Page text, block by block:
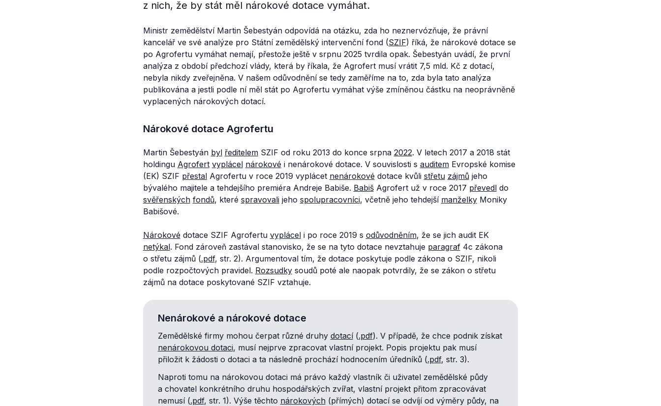
z nich, že by stát měl nárokové dotace vymáhat.
Ministr zemědělství Martin Šebestyán odpovídá na otázku, zda ho neznervózňuje, že právní
kancelář ve své analýze pro Státní zemědělský intervenční fond (SZIF) říká, že nárokové dotace se
po Agrofertu vymáhat nemají, přestože ještě v srpnu 2025 tvrdila opak. Šebestyán uvádí, že první
analýza z období předchozí vlády, která by říkala, že Agrofert musí vrátit 7,5 mld. Kč z dotací,
nebyla nikdy zveřejněna. V našem odůvodnění se tedy zaměříme na to, zda byla tato analýza
publikována a jestli podle ní měl stát po Agrofertu vymáhat výše zmíněnou částku na neoprávněně
vyplacených nárokových dotací.
Nárokové dotace Agrofertu
Martin Šebestyán byl ředitelemSZIF od roku 2013 do konce srpna 2022. V letech 2017 a 2018 stát
holdingu Agrofert vyplácel nárokové i nenárokové dotace. V souvislosti s auditemEvropské komise
(EK) SZIF přestalAgrofertu v roce 2019 vyplácet nenárokové dotace kvůli střetu zájmůjeho
bývalého majitele a tehdejšího premiéra Andreje Babiše. BabišAgrofert už v roce 2017 převedldo
svěřenských fondů, které spravovalijeho spolupracovníci, včetně jeho tehdejší manželkyMoniky
Babišové.
Nárokové dotace SZIF Agrofertu vypláceli po roce 2019 s odůvodněním, že se jich audit EK
netýkal. Fond zároveň zastával stanovisko, že se na tyto dotace nevztahuje paragraf4c zákona
o střetu zájmů (.pdf, str. 2). Argumentoval tím, že dotace poskytuje podle zákona o SZIF, nikoli
podle rozpočtových pravidel. Rozsudkysoudů poté ale naopak potvrdily, že se zákon o střetu
zájmů na dotace poskytované SZIF vztahuje.
Nenárokové a nárokové dotace
Zemědělské firmy mohou čerpat různé druhy dotací(.pdf). V případě, že chce podnik získat
nenárokovou dotaci, musí nejprve zpracovat vlastní projekt. Popis projektu pak musí
přiložit k žádosti o dotaci a ta následně prochází hodnocením úředníků (.pdf, str. 3).
Naproti tomu na nárokovou dotaci má právo každý vlastník či uživatel zemědělské půdy
a chovatel konkrétního druhu hospodářských zvířat, vlastní projekt přitom zpracovávat
nemusí (.pdf, str. 1). Výše těchto nárokových(přímých) dotací se odvíjí od výměry půdy, na